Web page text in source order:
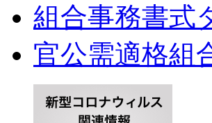
組合事務書式
官公需適格組